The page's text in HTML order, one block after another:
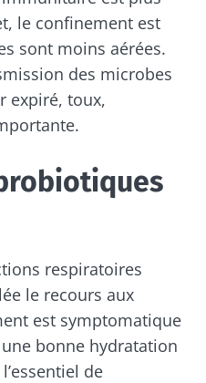
le confinement est
sont moins aérées.
des microbes
expiré, toux,
respiratoires
le recours aux
est symptomatique
bonne hydratation
de